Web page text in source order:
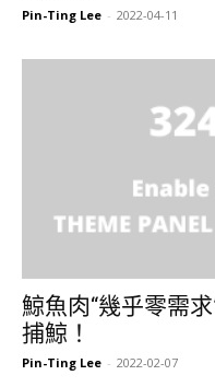
Pin-Ting Lee - 2022-04-11
鯨魚肉“幾乎零需
捕鯨！
Pin-Ting Lee - 2022-02-07